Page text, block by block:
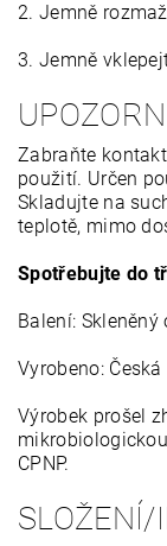
2. Jemně
3. Jemně
Zabraňte
použití. Určen
Skladujte na
teplotě, mimo
Spotřebujte do
Balení: Skleněný
Vyrobeno:
Výrobek prošel
CPNP.
SLOŽENÍ/